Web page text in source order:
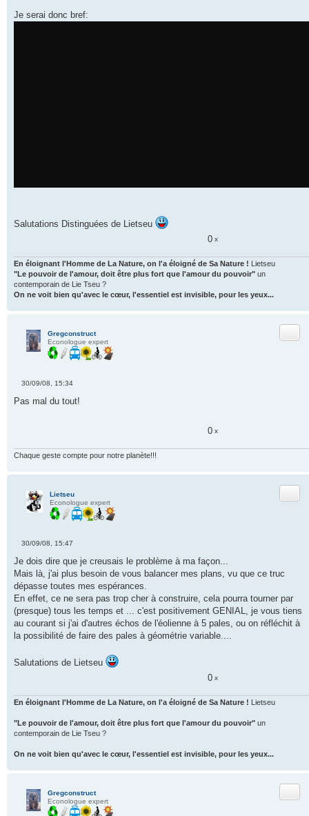
n
l
Je serai donc bref:
Salutations Distinguées de Lietseu
0 x
En éloignant l'Homme de La Nature, on l'a éloigné de Sa Nature ! Lietseu
"Le pouvoir de l'amour, doit être plus fort que l'amour du pouvoir" un
contemporain de Lie Tseu ?
On ne voit bien qu'avec le cœur, l'essentiel est invisible, pour les yeux...
Gregconstruct
Econologue expert
s
n
o
30/09/08, 15:34
Pas mal du tout!
0 x
Chaque geste compte pour notre planète!!!
Lietseu
Econologue expert
e
s
s
a
g
e
n
o
n
u
30/09/08, 15:47
Je dois dire que je creusais le problème à ma façon...
Mais là, j'ai plus besoin de vous balancer mes plans, vu que ce truc
dépasse toutes mes espérances.
En effet, ce ne sera pas trop cher à construire, cela pourra tourner par
(presque) tous les temps et ... c'est positivement GENIAL, je vous tiens
au courant si j'ai d'autres échos de l'éolienne à 5 pales, ou on réfléchit à
la possibilité de faire des pales à géométrie variable....
Salutations de Lietseu
0 x
En éloignant l'Homme de La Nature, on l'a éloigné de Sa Nature ! Lietseu
"Le pouvoir de l'amour, doit être plus fort que l'amour du pouvoir" un
contemporain de Lie Tseu ?
On ne voit bien qu'avec le cœur, l'essentiel est invisible, pour les yeux...
Gregconstruct
Econologue expert